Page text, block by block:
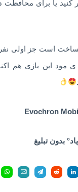
کنید یا برای
است جز اولی
ی مود این بازی هم